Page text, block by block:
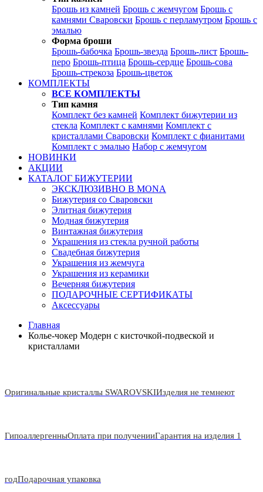
Брошь из камней Брошь с жемчугом Брошь с
камнями Сваровски Брошь с перламутром Брошь с
эмалью
Форма броши
Брошь-бабочка Брошь-звезда Брошь-лист Брошь-
перо Брошь-птица Брошь-сердце Брошь-сова
Брошь-стрекоза Брошь-цветок
КОМПЛЕКТЫ
ВСЕ КОМПЛЕКТЫ
Тип камня
Комплект без камней Комплект бижутерии из
стекла Комплект с камнями Комплект с
кристаллами Сваровски Комплект с фианитами
Комплект с эмалью Набор с жемчугом
НОВИНКИ
АКЦИИ
КАТАЛОГ БИЖУТЕРИИ
ЭКСКЛЮЗИВНО В MONA
Бижутерия со Сваровски
Элитная бижутерия
Модная бижутерия
Винтажная бижутерия
Украшения из стекла ручной работы
Свадебная бижутерия
Украшения из жемчуга
Украшения из керамики
Вечерняя бижутерия
ПОДАРОЧНЫЕ СЕРТИФИКАТЫ
Аксессуары
Главная
Колье-чокер Модерн с кисточкой-подвеской и
кристаллами
Оригинальные кристаллы SWAROVSKIИзделия не темнеют
ГипоаллергенныОплата при полученииГарантия на изделия 1
годПодарочная упаковка